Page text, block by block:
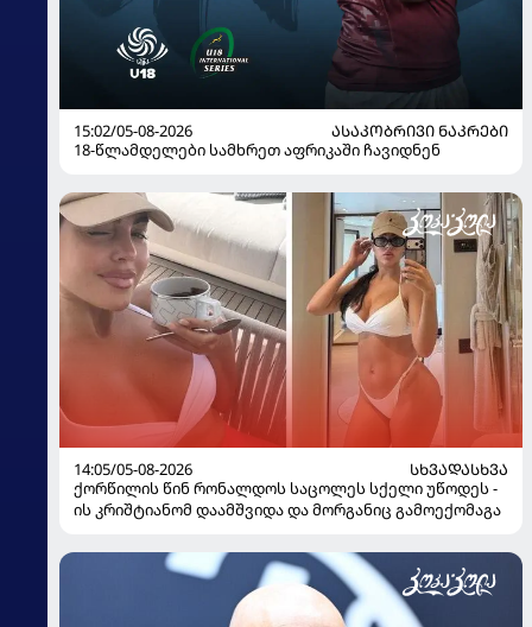
15:02/05-08-2026
ᲐᲡᲐᲙᲝᲑᲠᲘᲕᲘ ᲜᲐᲙᲠᲔᲑᲘ
18-წლამდელები სამხრეთ აფრიკაში ჩავიდნენ
14:05/05-08-2026
ᲡᲮᲕᲐᲓᲐᲡᲮᲕᲐ
ქორწილის წინ რონალდოს საცოლეს სქელი უწოდეს -
ის კრიშტიანომ დაამშვიდა და მორგანიც გამოექომაგა